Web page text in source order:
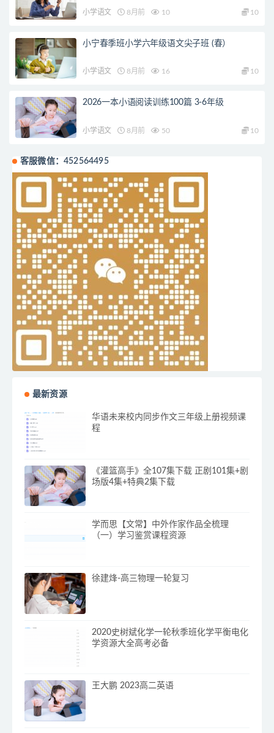
小学语文 8月前 10 10
小宁春季班小学六年级语文尖子班 (春）
小学语文 8月前 16 10
2026一本小语阅读训练100篇 3-6年级
小学语文 8月前 50 10
客服微信：452564495
最新资源
华语未来校内同步作文三年级上册视频课
程
《灌篮高手》全107集下载 正剧101集+剧
场版4集+特典2集下载
学而思【文常】中外作家作品全梳理
（一）学习鉴赏课程资源
徐建烽-高三物理一轮复习
2020史树斌化学一轮秋季班化学平衡电化
学资源大全高考必备
王大鹏 2023高二英语